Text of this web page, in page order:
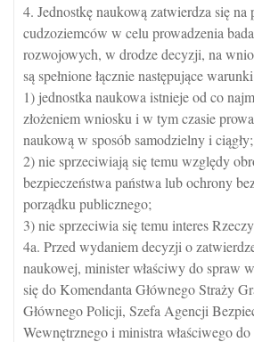
4. Jednostkę naukową zatwierdza się
cudzoziemców w celu prowadzenia
rozwojowych, w drodze decyzji, na
są spełnione łącznie następujące
1) jednostka naukowa istnieje od co
złożeniem wniosku i w tym czasie
naukową w sposób samodzielny i ciągły;
2) nie sprzeciwiają się temu względy
bezpieczeństwa państwa lub ochrony
porządku publicznego;
3) nie sprzeciwia się temu interes
4a. Przed wydaniem decyzji o
naukowej, minister właściwy do spraw
się do Komendanta Głównego Straży
Głównego Policji, Szefa Agencji
Wewnętrznego i ministra właściwego